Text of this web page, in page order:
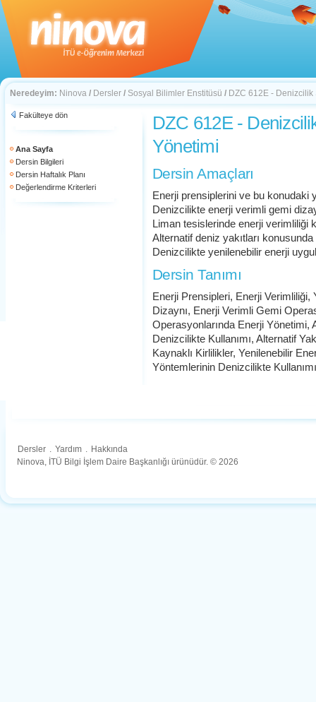
Neredeyim: Ninova / Dersler / Sosyal Bilimler Enstitüsü / DZC 612E -
Fakülteye dön
Ana Sayfa
Dersin Bilgileri
Dersin Haftalık Planı
Değerlendirme Kriterleri
DZC 612E -
Yönetimi
Dersin Amaçları
Enerji prensiplerini ve bu konudaki
Denizcilikte enerji verimli gemi
Liman tesislerinde enerji verimliliği
Alternatif deniz yakıtları
Denizcilikte yenilenebilir enerji
Dersin Tanımı
Enerji Prensipleri, Enerji
Dizaynı, Enerji Verimli Gemi
Operasyonlarında Enerji Yönetimi,
Denizcilikte Kullanımı, Alternatif
Kaynaklı Kirlilikler, Yenilenebilir
Yöntemlerinin Denizcilikte
Dersler . Yardım . Hakkında
Ninova, İTÜ Bilgi İşlem Daire Başkanlığı ürünüdür. © 2026